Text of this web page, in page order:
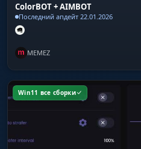
ColorBOT + AIMBOT
Последний апдейт 22.01.2026
MEMEZ
Win11 все сборки